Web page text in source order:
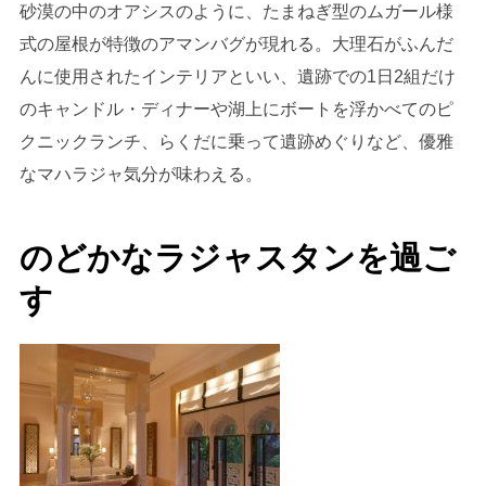
砂漠の中のオアシスのように、たまねぎ型のムガール様
式の屋根が特徴のアマンバグが現れる。大理石がふんだ
んに使用されたインテリアといい、遺跡での1日2組だけ
のキャンドル・ディナーや湖上にボートを浮かべてのピ
クニックランチ、らくだに乗って遺跡めぐりなど、優雅
なマハラジャ気分が味わえる。
のどかなラジャスタンを過ご
す